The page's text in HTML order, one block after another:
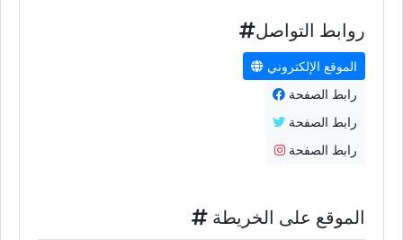
روابط التواصل
الموقع الإلكتروني
رابط الصفحة
رابط الصفحة
رابط الصفحة
الموقع على الخريطة